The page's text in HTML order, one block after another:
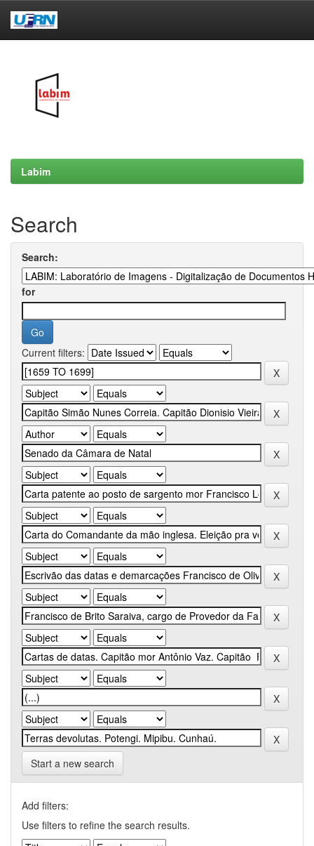
Labim
Search
Search:
for
Current filters:
Start a new search
Add filters:
Use filters to refine the search results.